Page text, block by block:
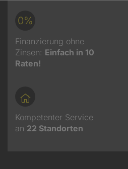
0%
Finanzierung ohne
Zinsen: Einfach in 10
Raten!
Kompetenter Service
an 22 Standorten